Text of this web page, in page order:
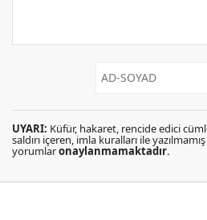
UYARI: Küfür, hakaret, rencide edici
saldırı içeren, imla kuralları ile
yorumlaronaylanmamaktadır.